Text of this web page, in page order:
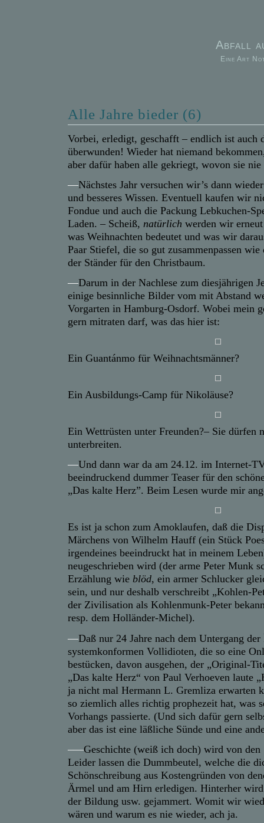
Abfall
Eine Art
Alle Jahre bieder (6)
Vorbei, erledigt, geschafft – endlich ist auch
überwunden! Wieder hat niemand
aber dafür haben alle gekriegt, wovon sie
—Nächstes Jahr versuchen wir’s dann
und besseres Wissen. Eventuell kaufen wir
Fondue und auch die Packung Lebkuchen-
Laden. – Scheiß, natürlich werden wir
was Weihnachten bedeutet und was wir
Paar Stiefel, die so gut zusammenpassen
der Ständer für den Christbaum.
—Darum in der Nachlese zum diesjährigen
einige besinnliche Bilder vom mit Abstand
Vorgarten in Hamburg-Osdorf. Wobei mein
gern mitraten darf, was das hier ist:
Ein Guantánmo für Weihnachtsmänner?
Ein Ausbildungs-Camp für Nikoläuse?
Ein Wettrüsten unter Freunden?– Sie dürfen
unterbreiten.
—Und dann war da am 24.12. im Internet-
beeindruckend dummer Teaser für den
„Das kalte Herz”. Beim Lesen wurde mir
Es ist ja schon zum Amoklaufen, daß die
Märchens von Wilhelm Hauff (ein Stück
irgendeines beeindruckt hat in meinem
neugeschrieben wird (der arme Peter Munk
Erzählung wie blöd, ein armer Schlucker
sein, und nur deshalb verschreibt „Kohlen-
der Zivilisation als Kohlenmunk-Peter
resp. dem Holländer-Michel).
—Daß nur 24 Jahre nach dem Untergang der
systemkonformen Vollidioten, die so eine
bestücken, davon ausgehen, der „Original-
„Das kalte Herz“ von Paul Verhoeven laute
ja nicht mal Hermann L. Gremliza erwarten
so ziemlich alles richtig prophezeit hat, was
Vorhangs passierte. (Und sich dafür gern
aber das ist eine läßliche Sünde und eine
–—Geschichte (weiß ich doch) wird von den
Leider lassen die Dummbeutel, welche die
Schönschreibung aus Kostengründen von
Ärmel und am Hirn erledigen. Hinterher
der Bildung usw. gejammert. Womit wir
wären und warum es nie wieder, ach ja.